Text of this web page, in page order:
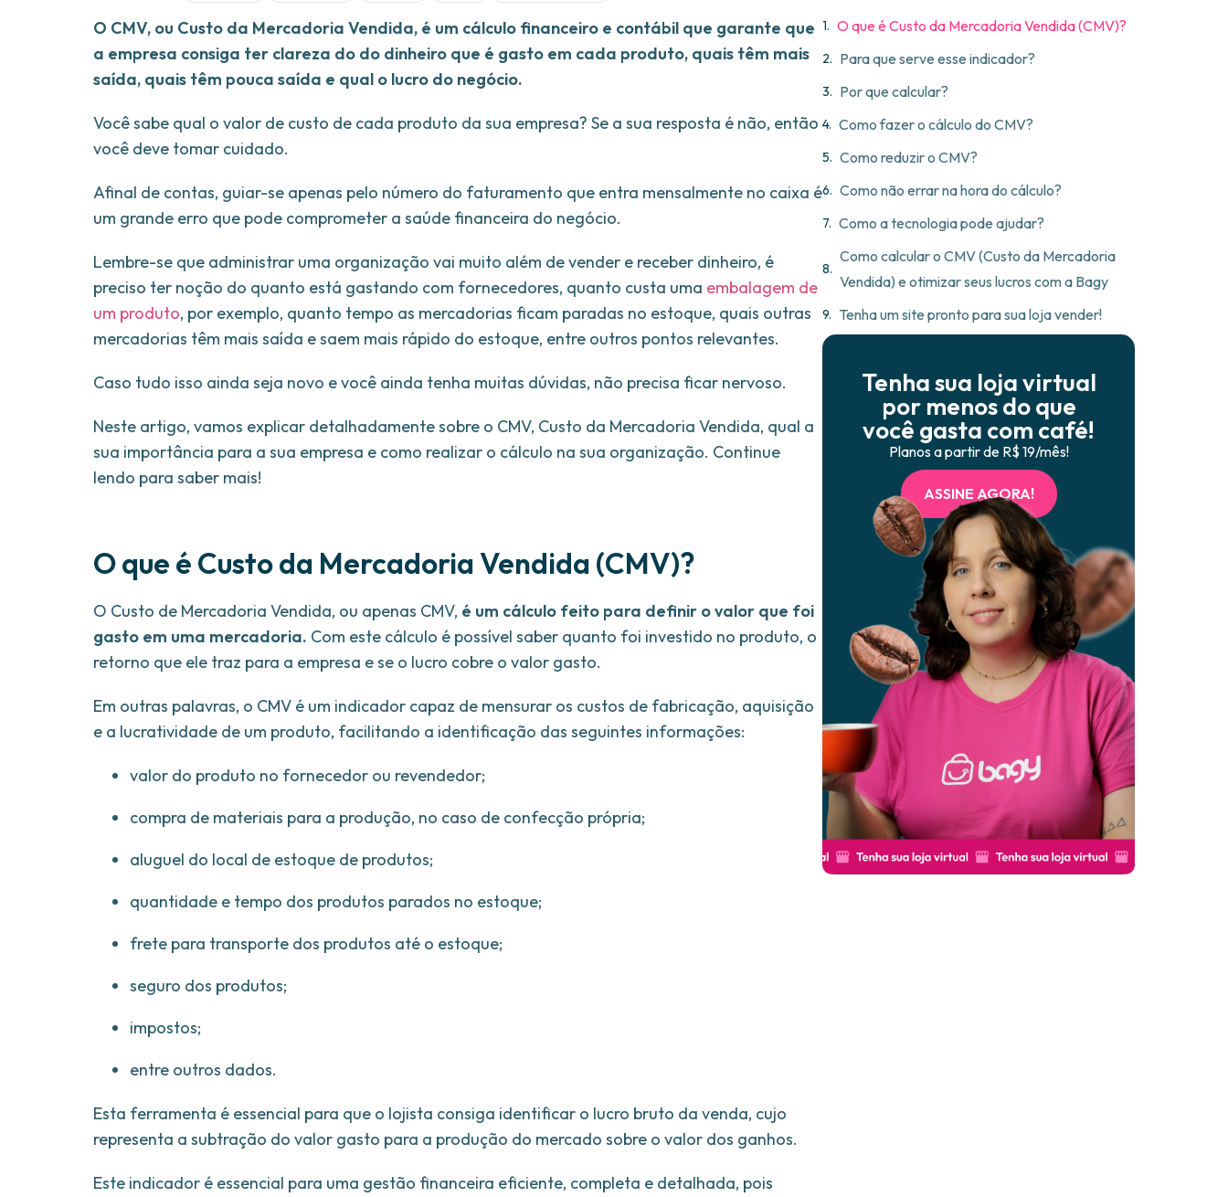
O CMV, ou Custo da Mercadoria Vendida, é um cálculo financeiro e contábil que garante que
a empresa consiga ter clareza do do dinheiro que é gasto em cada produto, quais têm mais
saída, quais têm pouca saída e qual o lucro do negócio.
Você sabe qual o valor de custo de cada produto da sua empresa? Se a sua resposta é não, então
você deve tomar cuidado.
Afinal de contas, guiar-se apenas pelo número do faturamento que entra mensalmente no caixa é
um grande erro que pode comprometer a saúde financeira do negócio.
Lembre-se que administrar uma organização vai muito além de vender e receber dinheiro, é
preciso ter noção do quanto está gastando com fornecedores, quanto custa uma embalagem de
um produto, por exemplo, quanto tempo as mercadorias ficam paradas no estoque, quais outras
mercadorias têm mais saída e saem mais rápido do estoque, entre outros pontos relevantes.
Caso tudo isso ainda seja novo e você ainda tenha muitas dúvidas, não precisa ficar nervoso.
Neste artigo, vamos explicar detalhadamente sobre o CMV, Custo da Mercadoria Vendida, qual a
sua importância para a sua empresa e como realizar o cálculo na sua organização. Continue
lendo para saber mais!
O que é Custo da Mercadoria Vendida (CMV)?
O Custo de Mercadoria Vendida, ou apenas CMV, é um cálculo feito para definir o valor que foi
gasto em uma mercadoria. Com este cálculo é possível saber quanto foi investido no produto, o
retorno que ele traz para a empresa e se o lucro cobre o valor gasto.
Em outras palavras, o CMV é um indicador capaz de mensurar os custos de fabricação, aquisição
e a lucratividade de um produto, facilitando a identificação das seguintes informações:
valor do produto no fornecedor ou revendedor;
compra de materiais para a produção, no caso de confecção própria;
aluguel do local de estoque de produtos;
quantidade e tempo dos produtos parados no estoque;
frete para transporte dos produtos até o estoque;
seguro dos produtos;
impostos;
entre outros dados.
Esta ferramenta é essencial para que o lojista consiga identificar o lucro bruto da venda, cujo
representa a subtração do valor gasto para a produção do mercado sobre o valor dos ganhos.
Este indicador é essencial para uma gestão financeira eficiente, completa e detalhada, pois
O que é Custo da Mercadoria Vendida (CMV)?
Para que serve esse indicador?
Por que calcular?
Como fazer o cálculo do CMV?
Como reduzir o CMV?
Como não errar na hora do cálculo?
Como a tecnologia pode ajudar?
Como calcular o CMV (Custo da Mercadoria
Vendida) e otimizar seus lucros com a Bagy
Tenha um site pronto para sua loja vender!
Tenha sua loja virtual
por menos do que
você gasta com café!
Planos a partir de R$ 19/mês!
ASSINE AGORA!